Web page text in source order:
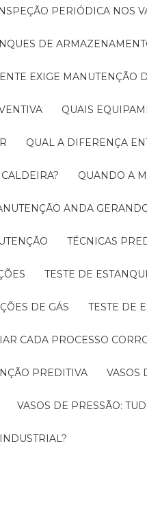
PERIÓDICA NOS
DE
EXIGE MANUTENÇÃO
QUAIS
QUAL A DIFERENÇA
QUANDO A
ANDA
TÉCNICAS
TESTE DE
DE GÁS TESTE DE
CADA PROCESSO
PREDITIVA
VASOS DE PRESSÃO: